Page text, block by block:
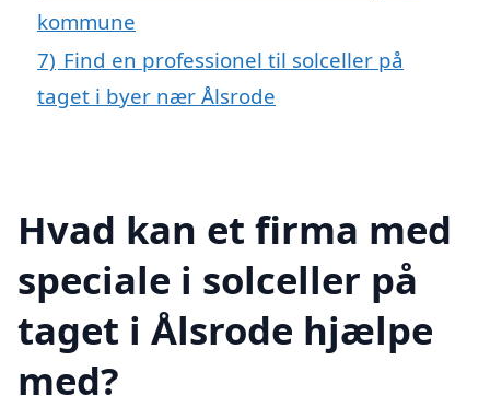
kommune
7) Find en professionel til solceller på
taget i byer nær Ålsrode
Hvad kan et firma med
speciale i solceller på
taget i Ålsrode hjælpe
med?